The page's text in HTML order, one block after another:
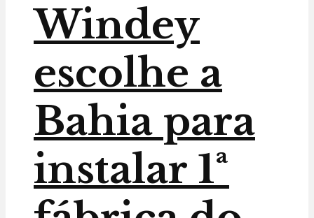
Windey
escolhe a
Bahia para
instalar 1ª